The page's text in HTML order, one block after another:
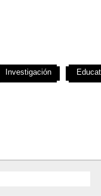
Investigación